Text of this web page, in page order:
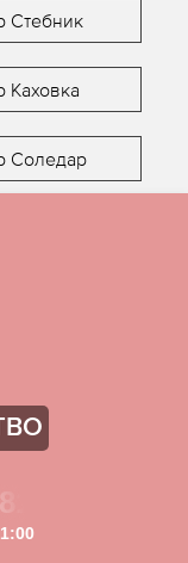
Стебник
Каховка
Соледар